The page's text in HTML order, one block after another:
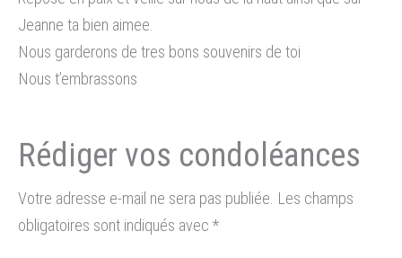
Jeanne ta bien aimee.
Nous garderons de tres bons souvenirs de toi
Nous t’embrassons
Votre adresse e-mail ne sera pas publiée. Les champs
obligatoires sont indiqués avec *